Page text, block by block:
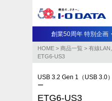
創業50周年 特別企画
HOME > 商品一覧 > 有線LAN
ETG6-US3
USB 3.2 Gen 1（USB 3.0
ー
ETG6-US3